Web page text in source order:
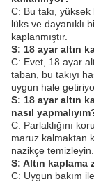
C: Bu takı, yüksek
lüks ve dayanıklı
kaplanmıştır.
S: 18 ayar altın
C: Evet, 18 ayar
taban, bu takıyı
uygun hale
S: 18 ayar altın
nasıl
C: Parlaklığını
maruz kalmaktan
nazikçe temizleyin.
S: Altın kaplama
C: Uygun bakım